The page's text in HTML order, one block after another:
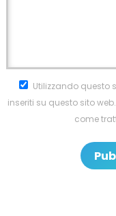
Utilizzando questo
inseriti su questo sito
come